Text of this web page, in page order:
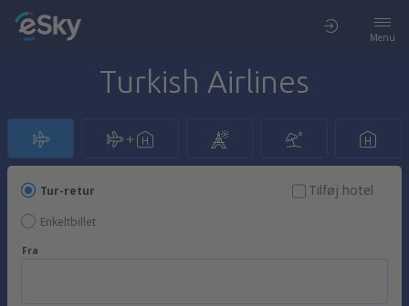
Menu
Turkish Airlines
Tur-retur
Enkeltbillet
Tilføj hotel
Fra